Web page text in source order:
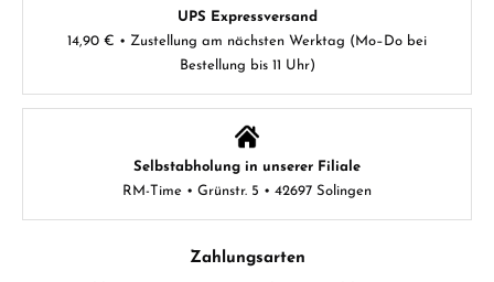
UPS Expressversand
14,90 € • Zustellung am nächsten Werktag (Mo–Do bei
Bestellung bis 11 Uhr)
Selbstabholung in unserer Filiale
RM-Time • Grünstr. 5 • 42697 Solingen
Zahlungsarten